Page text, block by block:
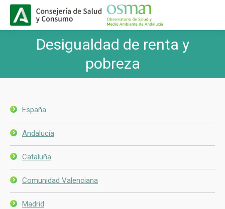
Desigualdad de renta y
pobreza
España
Andalucía
Cataluña
Comunidad Valenciana
Madrid